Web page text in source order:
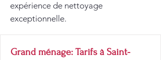
expérience de nettoyage
exceptionnelle.
Grand ménage: Tarifs à Saint-